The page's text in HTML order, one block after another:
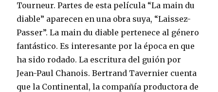
Tourneur. Partes de esta película “La main du
diable” aparecen en una obra suya, “Laissez-
Passer”. La main du diable pertenece al género
fantástico. Es interesante por la época en que
ha sido rodado. La escritura del guión por
Jean-Paul Chanois. Bertrand Tavernier cuenta
que la Continental, la compañía productora de